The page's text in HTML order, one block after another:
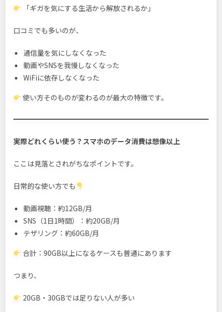
「ギガを気にする生活から解放されるか」
口コミでも多いのが、
通信量を気にしなくなった
動画やSNSを我慢しなくなった
WiFiに依存しなくなった
使い方そのものが変わるのが最大の特徴です。
実際どれくらい使う？スマホのデータ消費は想像以上
ここは見落とされがちなポイントです。
日常的な使い方でも
動画視聴：約12GB/月
SNS（1日1時間）：約20GB/月
テザリング：約60GB/月
合計：90GB以上になるケースも普通にあります
つまり、
20GB・30GBでは足りない人が多い